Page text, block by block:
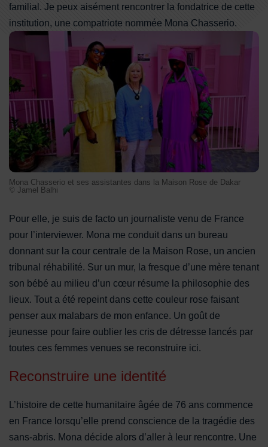
Mona Chasserio et ses assistantes dans la Maison Rose de
Mona Chasserio et ses assistantes dans la Maison Rose de Dakar
© Jamel Balhi
familial. Je peux aisément rencontrer la fondatrice de cette
institution, une compatriote nommée Mona Chasserio.
Pour elle, je suis de facto un journaliste venu de France
pour l’interviewer. Mona me conduit dans un bureau
donnant sur la cour centrale de la Maison Rose, un ancien
tribunal réhabilité. Sur un mur, la fresque d’une mère tenant
son bébé au milieu d’un cœur résume la philosophie des
lieux. Tout a été repeint dans cette couleur rose faisant
penser aux malabars de mon enfance. Un goût de
jeunesse pour faire oublier les cris de détresse lancés par
toutes ces femmes venues se reconstruire ici.
Reconstruire une identité
L’histoire de cette humanitaire âgée de 76 ans commence
en France lorsqu’elle prend conscience de la tragédie des
sans-abris. Mona décide alors d’aller à leur rencontre. Une